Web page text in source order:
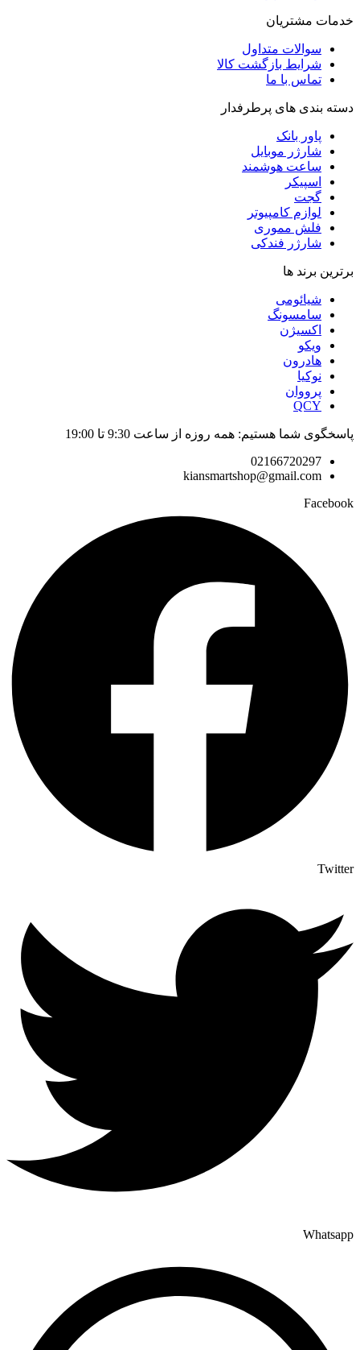
خدمات مشتریان
سوالات متداول
شرایط بازگشت کالا
تماس با ما
دسته بندی های پرطرفدار
پاور بانک
شارژر موبایل
ساعت هوشمند
اسپیکر
گجت
لوازم کامپیوتر
فلش مموری
شارژر فندکی
برترین برند ها
شیائومی
سامسونگ
اکسیژن
ویکو
هادرون
نوکیا
پرووان
QCY
پاسخگوی شما هستیم: همه روزه از ساعت 9:30 تا 19:00
02166720297
kiansmartshop@gmail.com
Facebook
Twitter
Whatsapp